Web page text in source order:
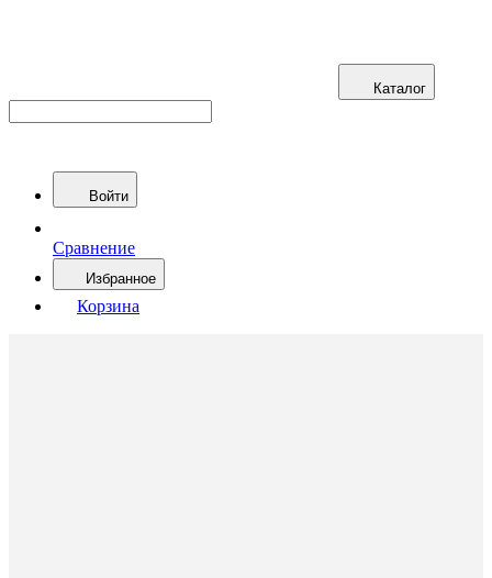
Каталог
Войти
Сравнение
Избранное
Корзина